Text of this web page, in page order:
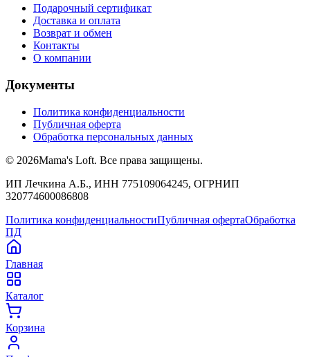
Подарочный сертификат
Доставка и оплата
Возврат и обмен
Контакты
О компании
Документы
Политика конфиденциальности
Публичная оферта
Обработка персональных данных
© 2026Mama's Loft. Все права защищены.
ИП Лечкина А.Б., ИНН 775109064245, ОГРНИП
320774600086808
Политика конфиденциальностиПубличная офертаОбработка
ПД
Главная
Каталог
Корзина